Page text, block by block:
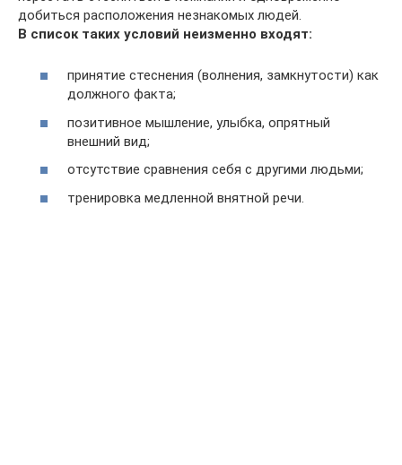
добиться расположения незнакомых людей.
В список таких условий неизменно входят:
принятие стеснения (волнения, замкнутости) как
должного факта;
позитивное мышление, улыбка, опрятный
внешний вид;
отсутствие сравнения себя с другими людьми;
тренировка медленной внятной речи.